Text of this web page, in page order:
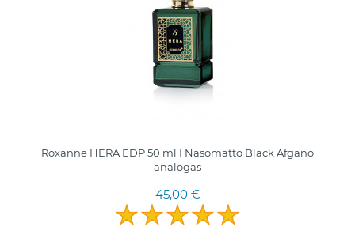
Roxanne HERA EDP 50 ml I Nasomatto Black Afgano
analogas
45,00 €